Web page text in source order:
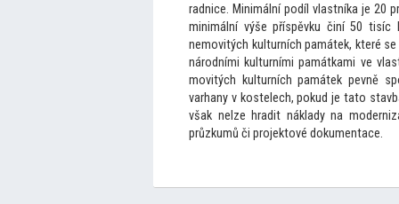
radnice. Minimální podíl vlastníka je 20
minimální výše příspěvku činí 50 tisíc
nemovitých kulturních památek, které
národními kulturními památkami ve
movitých kulturních památek pevně
varhany v kostelech, pokud je tato
však nelze hradit náklady na
průzkumů či projektové dokumentace.